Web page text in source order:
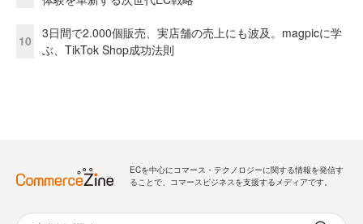
10
3日間で2.000個販売、実店舗の売上にも波及。magpicに学
ぶ、TikTok Shop成功法則
ECを中心にコマース・テクノロジーに関する情報を発信す
ることで、コマースビジネスを支援するメディアです。